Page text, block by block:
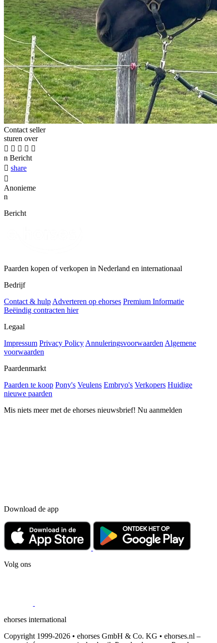
Contact seller
sturen over
    
n Bericht
 share

Anonieme
n
Bericht
Paarden kopen of verkopen in Nederland en internationaal
Bedrijf
Contact & hulp Adverteren op ehorses Premium Informatie
Beëindig contracten hier
Legaal
Impressum Privacy Policy Annuleringsvoorwaarden Algemene
voorwaarden
Paardenmarkt
Paarden te koop Pony's Veulens Embryo's Verkopers Huidige
nieuwe paarden
Mis niets meer met de ehorses nieuwsbrief! Nu aanmelden
Download de app
Volg ons
ehorses international
Copyright 1999-2026 • ehorses GmbH & Co. KG • ehorses.nl –